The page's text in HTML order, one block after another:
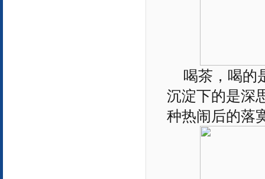
喝茶，喝的
沉淀下的是深
种热闹后的落